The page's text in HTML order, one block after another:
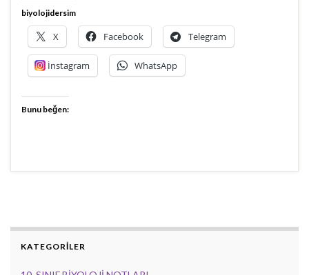
biyolojidersim
X Facebook Telegram
İnstagram WhatsApp
Bunu beğen:
KATEGORİLER